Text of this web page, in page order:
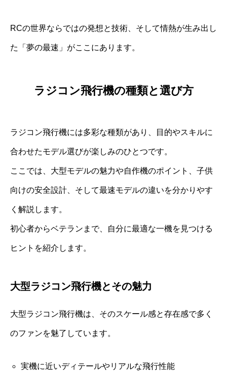
RCの世界ならではの発想と技術、そして情熱が生み出し
た「夢の最速」がここにあります。
ラジコン飛行機の種類と選び方
ラジコン飛行機には多彩な種類があり、目的やスキルに
合わせたモデル選びが楽しみのひとつです。
ここでは、大型モデルの魅力や自作機のポイント、子供
向けの安全設計、そして最速モデルの違いを分かりやす
く解説します。
初心者からベテランまで、自分に最適な一機を見つける
ヒントを紹介します。
大型ラジコン飛行機とその魅力
大型ラジコン飛行機は、そのスケール感と存在感で多く
のファンを魅了しています。
実機に近いディテールやリアルな飛行性能